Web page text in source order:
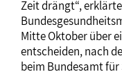
Zeit drängt“, erklärte
Mitte Oktober über
entscheiden, nach
beim Bundesamt für